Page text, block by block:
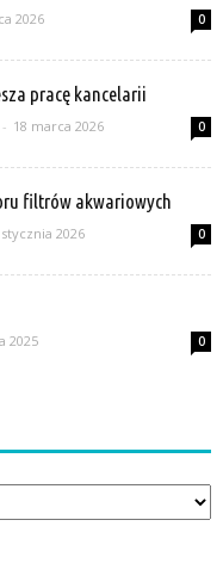
2026 0
pracę kancelarii
- 18 marca 2026 0
filtrów akwariowych
2026 0
2025 0